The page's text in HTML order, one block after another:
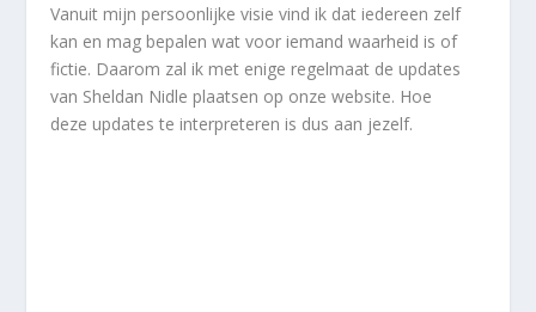
Vanuit mijn persoonlijke visie vind ik dat iedereen zelf
kan en mag bepalen wat voor iemand waarheid is of
fictie. Daarom zal ik met enige regelmaat de updates
van Sheldan Nidle plaatsen op onze website. Hoe
deze updates te interpreteren is dus aan jezelf.